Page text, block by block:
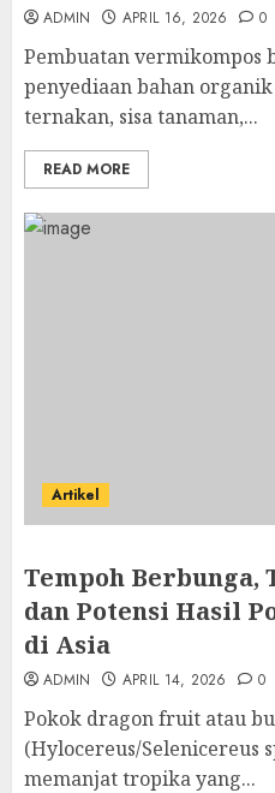
ADMIN APRIL 16, 2026 0
Pembuatan vermikompos
penyediaan bahan
ternakan, sisa tanaman,...
READ MORE
Artikel
Tempoh Berbunga,
dan Potensi Hasil
di Asia
ADMIN APRIL 14, 2026 0
Pokok dragon fruit atau
(Hylocereus/Selenicereus
memanjat tropika yang...